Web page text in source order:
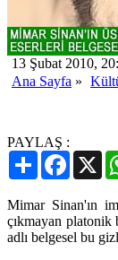
13 Şubat 2010,
Ana Sayfa »
PAYLAŞ :
Paylaş
X
Mimar Sinan'ın
çıkmayan platonik
adlı belgesel bu